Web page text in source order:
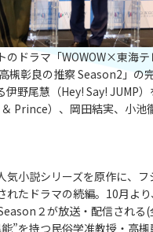
ドラマ「WOWOW×東海テ
槻彰良の推察 Season2」の
伊野尾慧（Hey! Say! JUMP
Prince）、岡田結実、小池
小説シリーズを原作に、フ
れたドラマの続編。10月よ
２が放送・配信される
”を持つ民俗学准教授・高槻